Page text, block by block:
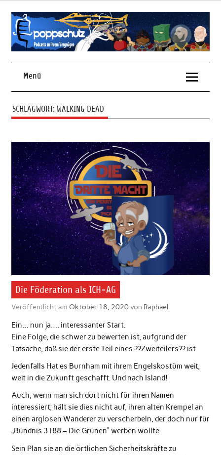
Skip
contentPodcasts zu Ihrem Vergnügen
Menü
SCHLAGWORT: WALKING DEAD
Die Föderation als ICH-AG
Veröffentlicht am Oktober 18, 2020von Raphael
Ein… nun ja…. interessanter Start.
Eine Folge, die schwer zu bewerten ist, aufgrund der
Tatsache, daß sie der erste Teil eines ??Zweiteilers?? ist.
Jedenfalls Hat es Burnham mit ihrem Engelskostüm weit,
weit in die Zukunft geschafft. Und nach Island!
Auch, wenn man sich dort nicht für ihren Namen
interessiert, hält sie dies nicht auf, ihren alten Krempel an
einen arglosen Wanderer zu verscherbeln, der doch nur für
„Bündnis 3188 – Die Grünen“ werben wollte.
Sein Plan sie an die örtlichen Sicherheitskräfte zu